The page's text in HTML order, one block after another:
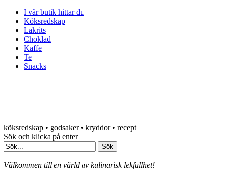
I vår butik hittar du
Köksredskap
Lakrits
Choklad
Kaffe
Te
Snacks
köksredskap • godsaker • kryddor • recept
Sök och klicka på enter
Välkommen till en värld av kulinarisk lekfullhet!